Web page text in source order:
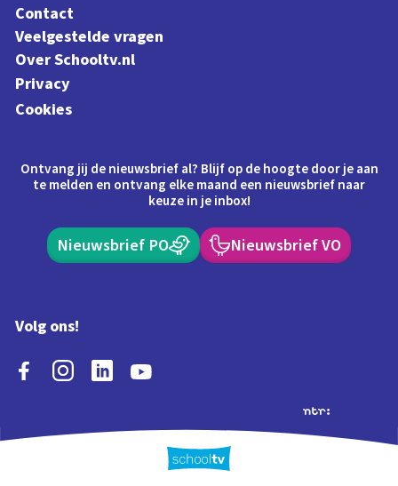
Contact
Veelgestelde vragen
Over Schooltv.nl
Privacy
Cookies
Ontvang jij de nieuwsbrief al? Blijf op de hoogte door je aan
te melden en ontvang elke maand een nieuwsbrief naar
keuze in je inbox!
Nieuwsbrief PO Nieuwsbrief VO
Volg ons!